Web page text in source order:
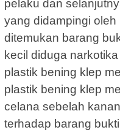
pelaku dan
yang didampingi
ditemukan barang
kecil diduga
plastik bening klep
plastik bening klep
celana sebelah
terhadap barang